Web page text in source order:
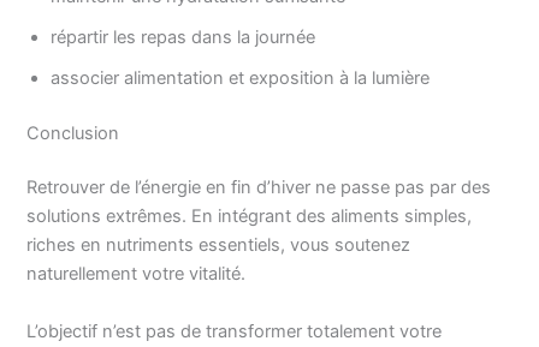
répartir les repas dans la journée
associer alimentation et exposition à la lumière
Conclusion
Retrouver de l’énergie en fin d’hiver ne passe pas par des
solutions extrêmes. En intégrant des aliments simples,
riches en nutriments essentiels, vous soutenez
naturellement votre vitalité.
L’objectif n’est pas de transformer totalement votre